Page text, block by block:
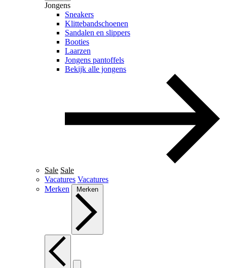
Jongens
Sneakers
Klittebandschoenen
Sandalen en slippers
Booties
Laarzen
Jongens pantoffels
Bekijk alle jongens
Sale Sale
Vacatures Vacatures
Merken
Merken